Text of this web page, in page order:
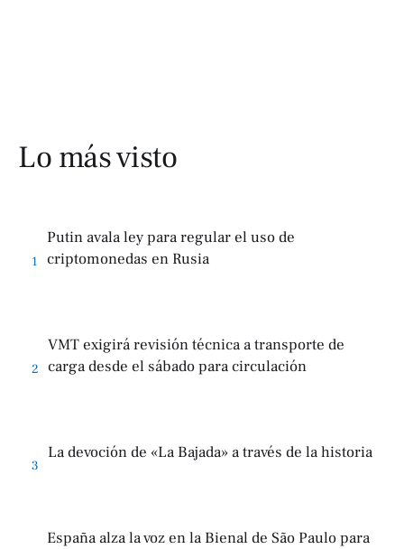
Lo más visto
1
Putin avala ley para regular el uso de
criptomonedas en Rusia
2
VMT exigirá revisión técnica a transporte de
carga desde el sábado para circulación
3
La devoción de «La Bajada» a través de la historia
España alza la voz en la Bienal de São Paulo para